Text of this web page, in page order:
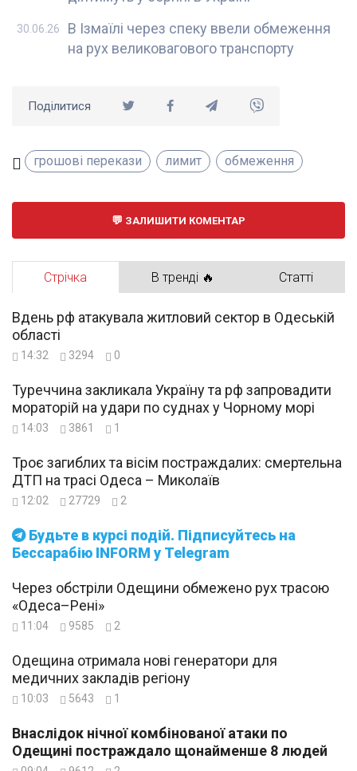
В Ізмаїлі через спеку ввели обмеження
на рух великовагового транспорту
30.06.26
Поділитися
грошові перекази лимит обмеження
ЗАЛИШИТИ КОМЕНТАР
Стрічка В тренді 🔥 Статті
Будьте в курсі подій. Підписуйтесь на
Бессарабію INFORM у Telegram
Вдень рф атакувала житловий сектор в Одеській
області
14:32 3294 0
Туреччина закликала Україну та рф запровадити
мораторій на удари по суднах у Чорному морі
14:03 3861 1
Троє загиблих та вісім постраждалих: смертельна
ДТП на трасі Одеса – Миколаїв
12:02 27729 2
Через обстріли Одещини обмежено рух трасою
«Одеса–Рені»
11:04 9585 2
Одещина отримала нові генератори для
медичних закладів регіону
10:03 5643 1
Внаслідок нічної комбінованої атаки по
Одещині постраждало щонайменше 8 людей